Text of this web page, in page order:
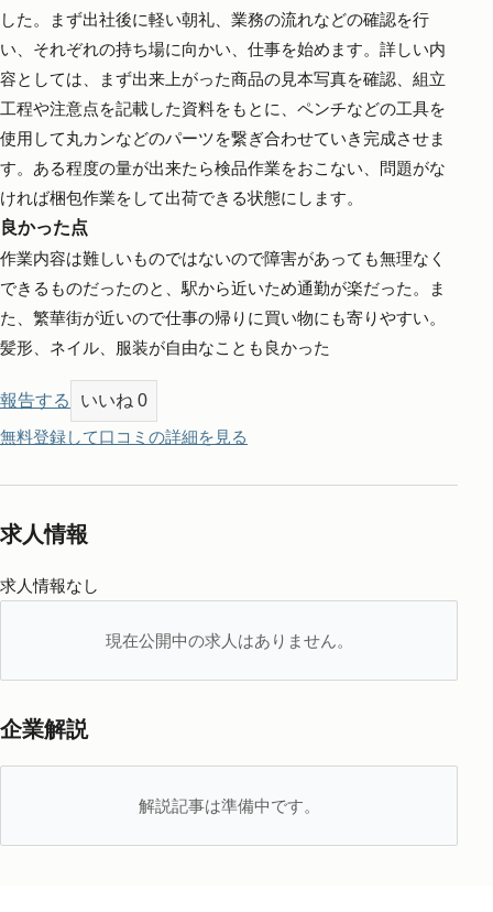
した。まず出社後に軽い朝礼、業務の流れなどの確認を行
い、それぞれの持ち場に向かい、仕事を始めます。詳しい内
容としては、まず出来上がった商品の見本写真を確認、組立
工程や注意点を記載した資料をもとに、ペンチなどの工具を
使用して丸カンなどのパーツを繋ぎ合わせていき完成させま
す。ある程度の量が出来たら検品作業をおこない、問題がな
ければ梱包作業をして出荷できる状態にします。
良かった点
作業内容は難しいものではないので障害があっても無理なく
できるものだったのと、駅から近いため通勤が楽だった。ま
た、繁華街が近いので仕事の帰りに買い物にも寄りやすい。
髪形、ネイル、服装が自由なことも良かった
報告する いいね 0
無料登録して口コミの詳細を見る
求人情報
求人情報なし
現在公開中の求人はありません。
企業解説
解説記事は準備中です。